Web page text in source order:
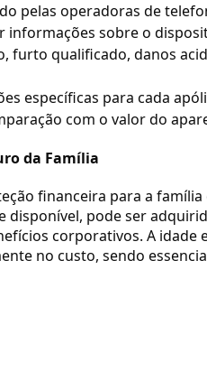
pelas operadoras de
informações sobre o
furto qualificado, danos
específicas para cada
com o valor do
da Família
financeira para a família
disponível, pode ser
corporativos. A idade
no custo, sendo